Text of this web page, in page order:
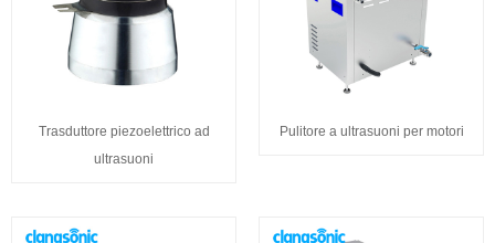
Trasduttore piezoelettrico ad
ultrasuoni
Pulitore a ultrasuoni per motori